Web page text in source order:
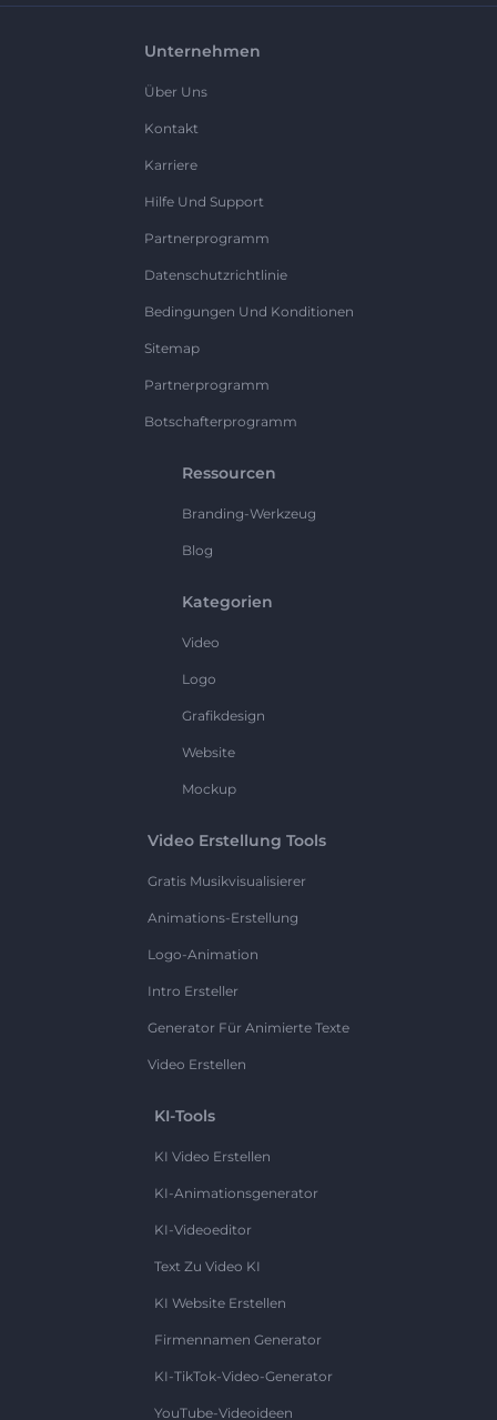
Unternehmen
Über Uns
Kontakt
Karriere
Hilfe Und Support
Partnerprogramm
Datenschutzrichtlinie
Bedingungen Und Konditionen
Sitemap
Partnerprogramm
Botschafterprogramm
Ressourcen
Branding-Werkzeug
Blog
Kategorien
Video
Logo
Grafikdesign
Website
Mockup
Video Erstellung Tools
Gratis Musikvisualisierer
Animations-Erstellung
Logo-Animation
Intro Ersteller
Generator Für Animierte Texte
Video Erstellen
KI-Tools
KI Video Erstellen
KI-Animationsgenerator
KI-Videoeditor
Text Zu Video KI
KI Website Erstellen
Firmennamen Generator
KI-TikTok-Video-Generator
YouTube-Videoideen